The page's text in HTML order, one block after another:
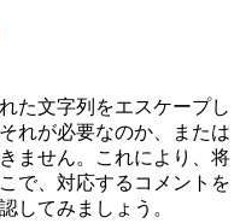
た文字列をエスケープし
れが必要なのか、または
ません。これにより、将
で、対応するコメントを
してみましょう。